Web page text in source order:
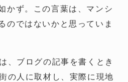
かず。この言葉は、マンシ
のではないかと思っていま
、ブログの記事を書くとき
の人に取材し、実際に現地